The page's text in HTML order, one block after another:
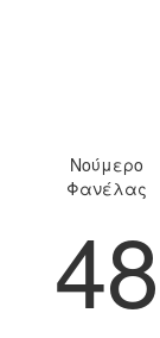
Νούμερο
Φανέλας
48